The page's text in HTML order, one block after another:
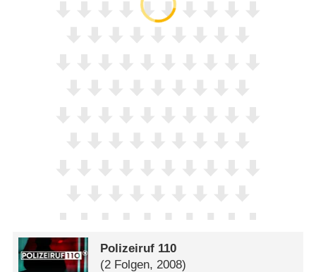
Polizeiruf 110
(2 Folgen, 2008)